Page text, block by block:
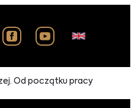
Od początku pracy